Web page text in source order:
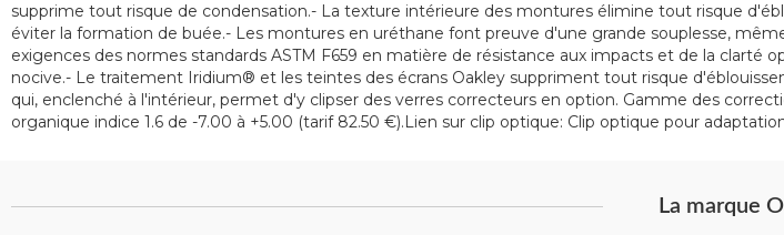
supprime tout risque de condensation.- La texture intérieure des montures élimine tout risque
éviter la formation de buée.- Les montures en uréthane font preuve d'une grande souplesse,
exigences des normes standards ASTM F659 en matière de résistance aux impacts et de la clarté
nocive.- Le traitement Iridium® et les teintes des écrans Oakley suppriment tout risque
qui, enclenché à l'intérieur, permet d'y clipser des verres correcteurs en option. Gamme des
organique indice 1.6 de -7.00 à +5.00 (tarif 82.50 €).Lien sur clip optique: Clip optique pour
La marque